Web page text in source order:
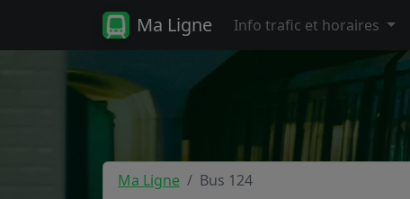
Ma Ligne Info trafic et horaires
Ma Ligne Bus 124